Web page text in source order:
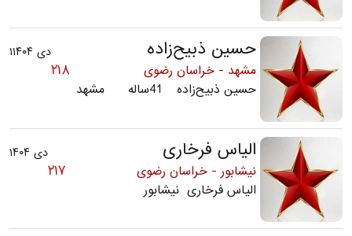
دی ۱۱۴۰۴ حسین ذبیح‌زاده
۲۱۸
مشهد - خراسان رضوی
حسین ذبیح‌زاده 41ساله مشهد
دی ۱۴۰۴ الیاس فرخاری
۲۱۷
نیشابور - خراسان رضوی
الیاس فرخاری نیشابور